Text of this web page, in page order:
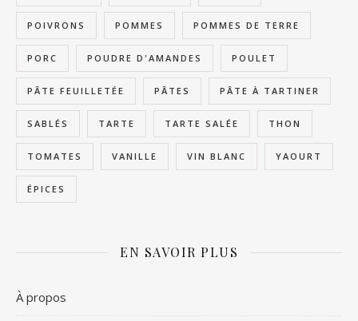
POIVRONS POMMES POMMES DE TERRE
PORC POUDRE D'AMANDES POULET
PÂTE FEUILLETÉE PÂTES PÂTE À TARTINER
SABLÉS TARTE TARTE SALÉE THON
TOMATES VANILLE VIN BLANC YAOURT
ÉPICES
EN SAVOIR PLUS
À propos